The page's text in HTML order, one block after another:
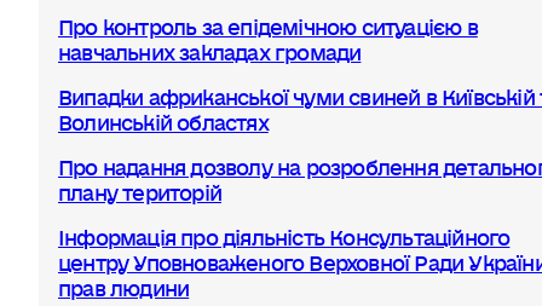
Про контроль за епідемічною ситуацією в
навчальних закладах громади
Випадки африканської чуми свиней в Київській
Волинській областях
Про надання дозволу на розроблення
плану територій
Інформація про діяльність Консультаційного
центру Уповноваженого Верховної Ради
прав людини